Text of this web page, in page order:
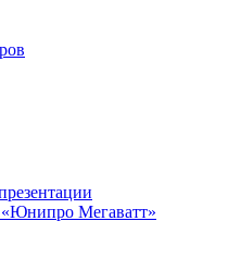
Мегаватт»